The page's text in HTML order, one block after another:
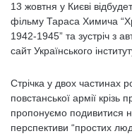
13 жовтня у Києві
фільму Тараса Химича
1942-1945” та зустріч з
сайт Українського
Стрічка у двох частинах
повстанської армії крізь
пропонуємо подивитися
перспективи “простих